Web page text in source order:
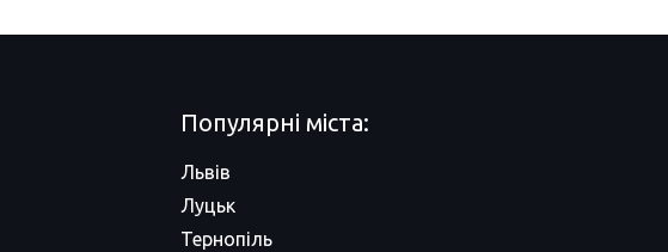
Популярні міста:
Львів
Луцьк
Тернопіль